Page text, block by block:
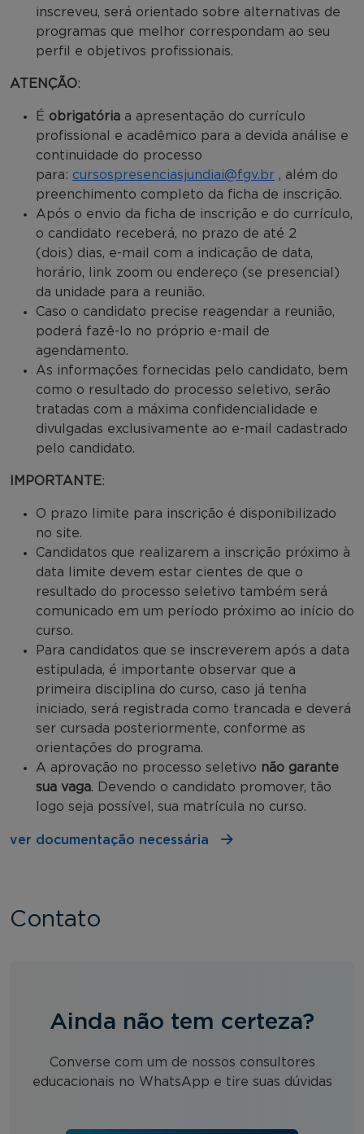
inscreveu, será orientado sobre alternativas de
programas que melhor correspondam ao seu
perfil e objetivos profissionais.
ATENÇÃO:
É obrigatória a apresentação do currículo
profissional e acadêmico para a devida análise e
continuidade do processo
para: cursospresenciasjundiai@fgv.br , além do
preenchimento completo da ficha de inscrição.
Após o envio da ficha de inscrição e do currículo,
o candidato receberá, no prazo de até 2
(dois) dias, e-mail com a indicação de data,
horário, link zoom ou endereço (se presencial)
da unidade para a reunião.
Caso o candidato precise reagendar a reunião,
poderá fazê-lo no próprio e-mail de
agendamento.
As informações fornecidas pelo candidato, bem
como o resultado do processo seletivo, serão
tratadas com a máxima confidencialidade e
divulgadas exclusivamente ao e-mail cadastrado
pelo candidato.
IMPORTANTE:
O prazo limite para inscrição é disponibilizado
no site.
Candidatos que realizarem a inscrição próximo à
data limite devem estar cientes de que o
resultado do processo seletivo também será
comunicado em um período próximo ao início do
curso.
Para candidatos que se inscreverem após a data
estipulada, é importante observar que a
primeira disciplina do curso, caso já tenha
iniciado, será registrada como trancada e deverá
ser cursada posteriormente, conforme as
orientações do programa.
A aprovação no processo seletivo não garante
sua vaga. Devendo o candidato promover, tão
logo seja possível, sua matrícula no curso.
ver documentação necessária
Contato
Ainda não tem certeza?
Converse com um de nossos consultores
educacionais no WhatsApp e tire suas dúvidas